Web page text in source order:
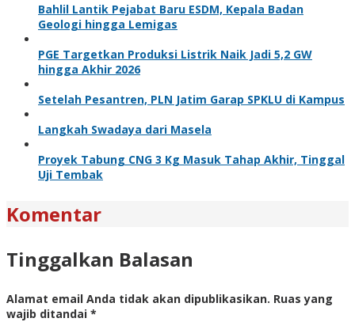
Bahlil Lantik Pejabat Baru ESDM, Kepala Badan
Geologi hingga Lemigas
PGE Targetkan Produksi Listrik Naik Jadi 5,2 GW
hingga Akhir 2026
Setelah Pesantren, PLN Jatim Garap SPKLU di Kampus
Langkah Swadaya dari Masela
Proyek Tabung CNG 3 Kg Masuk Tahap Akhir, Tinggal
Uji Tembak
Komentar
Tinggalkan Balasan
Alamat email Anda tidak akan dipublikasikan. Ruas yang
wajib ditandai *